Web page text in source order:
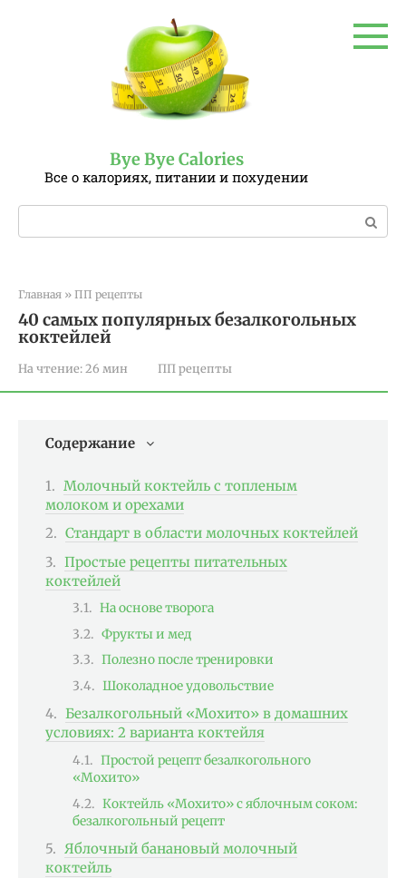
Bye Bye Calories
Все о калориях, питании и похудении
Поиск:
Главная » ПП рецепты
40 самых популярных безалкогольных
коктейлей
На чтение: 26 мин ПП рецепты
Содержание
Молочный коктейль с топленым
молоком и орехами
Стандарт в области молочных коктейлей
Простые рецепты питательных
коктейлей
На основе творога
Фрукты и мед
Полезно после тренировки
Шоколадное удовольствие
Безалкогольный «Мохито» в домашних
условиях: 2 варианта коктейля
Простой рецепт безалкогольного
«Мохито»
Коктейль «Мохито» с яблочным соком:
безалкогольный рецепт
Яблочный банановый молочный
коктейль